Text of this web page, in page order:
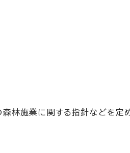
林施業に関する指針などを定